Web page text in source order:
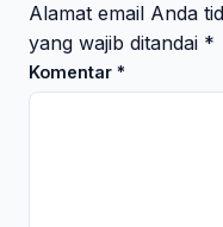
Alamat email Anda
yang wajib ditandai *
Komentar *